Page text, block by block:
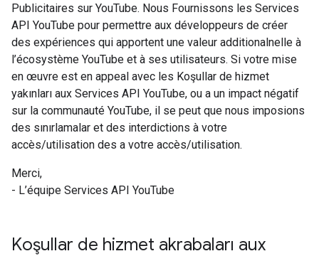
Publicitaires sur YouTube. Nous Fournissons les Services
API YouTube pour permettre aux développeurs de créer
des expériences qui apportent une valeur additionalnelle à
l’écosystème YouTube et à ses utilisateurs. Si votre mise
en œuvre est en appeal avec les Koşullar de hizmet
yakınları aux Services API YouTube, ou a un impact négatif
sur la communauté YouTube, il se peut que nous imposions
des sınırlamalar et des interdictions à votre
accès/utilisation des a votre accès/utilisation.
Merci,
- L’équipe Services API YouTube
Koşullar de hizmet akrabaları aux